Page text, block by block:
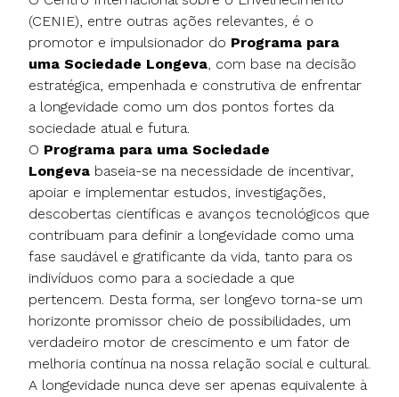
(CENIE), entre outras ações relevantes, é o
promotor e impulsionador do Programa para
uma Sociedade Longeva, com base na decisão
estratégica, empenhada e construtiva de enfrentar
a longevidade como um dos pontos fortes da
sociedade atual e futura.
O Programa para uma Sociedade
Longeva baseia-se na necessidade de incentivar,
apoiar e implementar estudos, investigações,
descobertas científicas e avanços tecnológicos que
contribuam para definir a longevidade como uma
fase saudável e gratificante da vida, tanto para os
indivíduos como para a sociedade a que
pertencem. Desta forma, ser longevo torna-se um
horizonte promissor cheio de possibilidades, um
verdadeiro motor de crescimento e um fator de
melhoria contínua na nossa relação social e cultural.
A longevidade nunca deve ser apenas equivalente à